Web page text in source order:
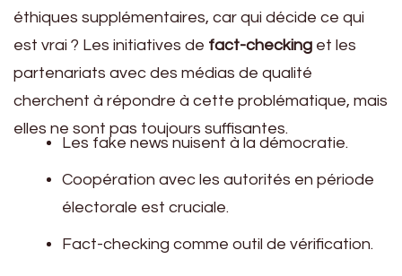
éthiques supplémentaires, car qui décide ce qui
est vrai ? Les initiatives de fact-checking et les
partenariats avec des médias de qualité
cherchent à répondre à cette problématique, mais
elles ne sont pas toujours suffisantes.
Les fake news nuisent à la démocratie.
Coopération avec les autorités en période
électorale est cruciale.
Fact-checking comme outil de vérification.